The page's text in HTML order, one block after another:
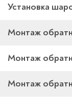
Установка
Монтаж
Монтаж
Монтаж